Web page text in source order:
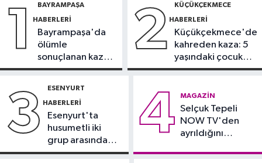
mesaisi başladı
Magazin
kaybetti
otobüsü İETT otobüsüne çarptı
1 BAYRAMPAŞA
HABERLERI
Bayrampaşa'da
ölümle
sonuçlanan kaza:
Sürücü
2 KÜÇÜKÇEKMECE
HABERLERI
Küçükçekmece'de
kahreden kaza: 5
yaşındaki çocuk
yoğun bakımda
3 ESENYURT
HABERLERI
Esenyurt'ta
husumetli iki
grup arasında
silahlı kavga
4 MAGAZIN
Selçuk Tepeli
NOW TV'den
ayrıldığını